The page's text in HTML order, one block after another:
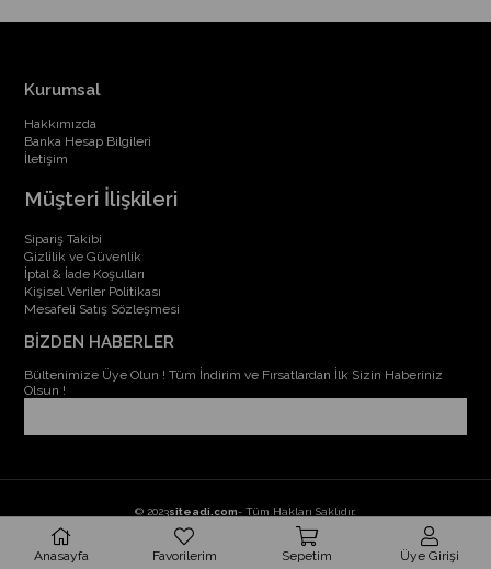
Kurumsal
Hakkımızda
Banka Hesap Bilgileri
İletişim
Müşteri İlişkileri
Sipariş Takibi
Gizlilik ve Güvenlik
İptal & İade Koşulları
Kişisel Veriler Politikası
Mesafeli Satış Sözleşmesi
BİZDEN HABERLER
Bültenimize Üye Olun ! Tüm İndirim ve Fırsatlardan İlk Sizin Haberiniz
Olsun !
© 2023siteadi.com- Tüm Hakları Saklıdır.
Anasayfa Favorilerim Sepetim Üye Girişi